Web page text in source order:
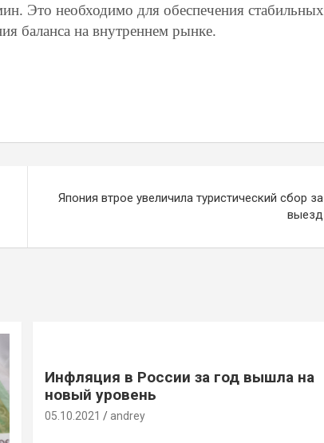
Это необходимо для обеспечения стабильных
баланса на внутреннем рынке.
Япония втрое увеличила туристический сбор за
выезд
Инфляция в России за год вышла на
новый уровень
05.10.2021 andrey